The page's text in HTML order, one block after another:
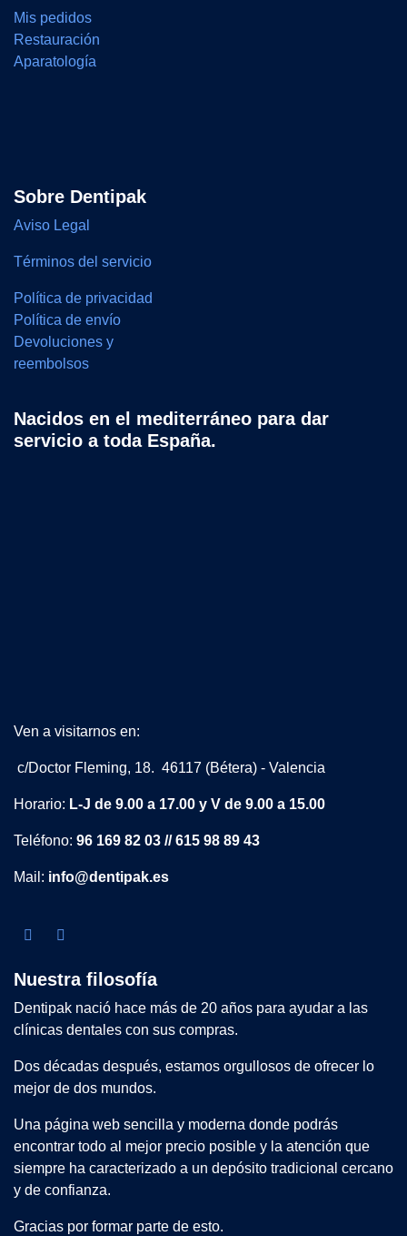
Mis pedidos
Restauración
Aparatología
Sobre Dentipak
Aviso Legal
Términos del servicio
Política de privacidad
Política de envío
Devoluciones y
reembolsos
Nacidos en el mediterráneo para dar
servicio a toda España.
Ven a visitarnos en:
c/Doctor Fleming, 18. 46117 (Bétera) - Valencia
Horario: L-J de 9.00 a 17.00 y V de 9.00 a 15.00
Teléfono: 96 169 82 03 // 615 98 89 43
Mail: info@dentipak.es
Nuestra filosofía
Dentipak nació hace más de 20 años para ayudar a las
clínicas dentales con sus compras.
Dos décadas después, estamos orgullosos de ofrecer lo
mejor de dos mundos.
Una página web sencilla y moderna donde podrás
encontrar todo al mejor precio posible y la atención que
siempre ha caracterizado a un depósito tradicional cercano
y de confianza.
Gracias por formar parte de esto.